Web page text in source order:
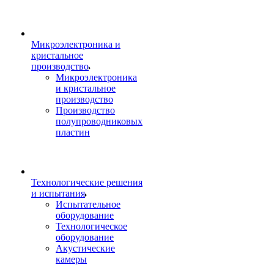
Микроэлектроника и
кристальное
производство
Микроэлектроника
и кристальное
производство
Производство
полупроводниковых
пластин
Технологические решения
и испытания
Испытательное
оборудование
Технологическое
оборудование
Акустические
камеры